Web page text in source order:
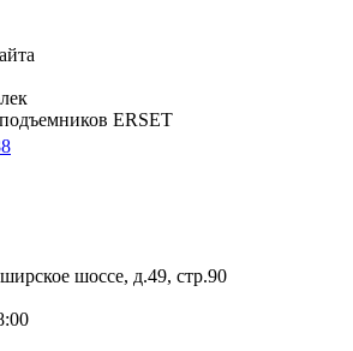
ERSET
шоссе, д.49, стр.90